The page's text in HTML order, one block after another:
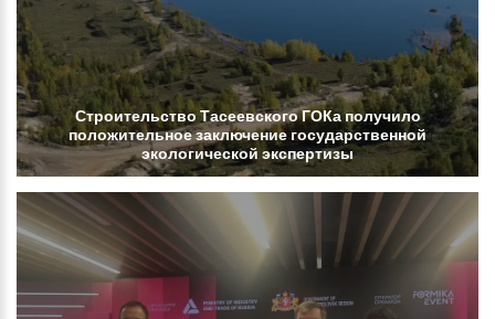
СтроительствоТасеевскогоГОКаполучило
положительноезаключениегосударственной
экологической экспертизы